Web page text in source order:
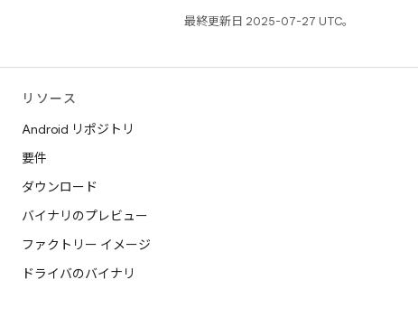
最終更新日 2025-07-27 UTC。
リソース
Android リポジトリ
要件
ダウンロード
バイナリのプレビュー
ファクトリー イメージ
ドライバのバイナリ